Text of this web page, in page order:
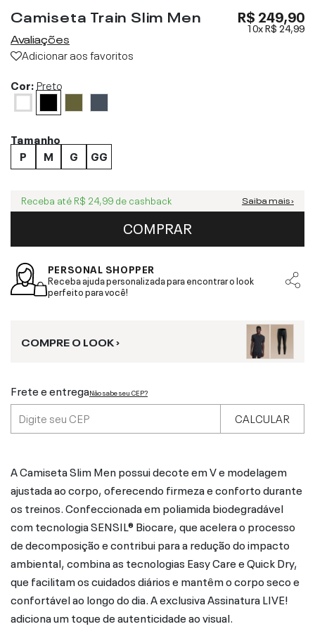
Camiseta Train Slim Men
Avaliações
Adicionar aos favoritos
R$ 249,90
10xR$ 24,99
Cor:Preto
Tamanho
P
M G GG
Receba até R$ 24,99 de cashback Saiba mais ›
COMPRAR
PERSONAL SHOPPER
Receba ajuda personalizada para encontrar o look
perfeito para você!
COMPRE O LOOK ›
Frete e entregaNão sabe seu CEP?
CALCULAR
A Camiseta Slim Men possui decote em V e modelagem
ajustada ao corpo, oferecendo firmeza e conforto durante
os treinos. Confeccionada em poliamida biodegradável
com tecnologia SENSIL® Biocare, que acelera o processo
de decomposição e contribui para a redução do impacto
ambiental, combina as tecnologias Easy Care e Quick Dry,
que facilitam os cuidados diários e mantêm o corpo seco e
confortável ao longo do dia. A exclusiva Assinatura LIVE!
adiciona um toque de autenticidade ao visual.